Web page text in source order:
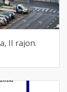
II rajon.